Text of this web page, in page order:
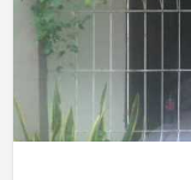
Kalimalang,
Pondok
Bambu